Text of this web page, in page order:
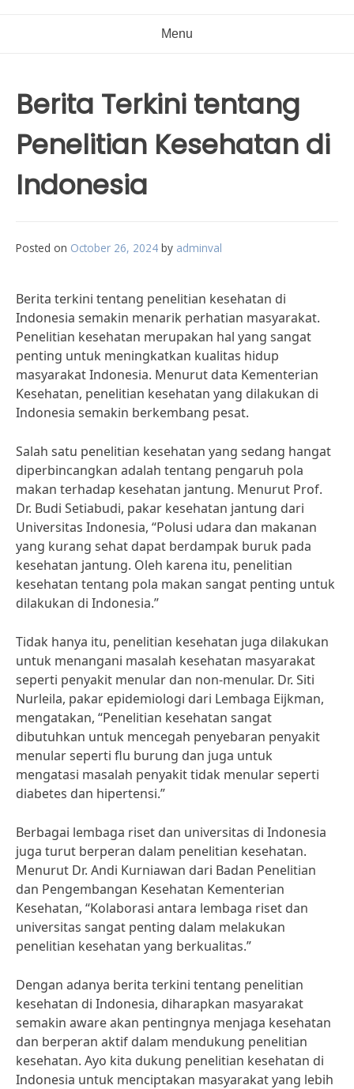
Menu
Berita Terkini tentang
Penelitian Kesehatan di
Indonesia
Posted on October 26, 2024 by adminval
Berita terkini tentang penelitian kesehatan di
Indonesia semakin menarik perhatian masyarakat.
Penelitian kesehatan merupakan hal yang sangat
penting untuk meningkatkan kualitas hidup
masyarakat Indonesia. Menurut data Kementerian
Kesehatan, penelitian kesehatan yang dilakukan di
Indonesia semakin berkembang pesat.
Salah satu penelitian kesehatan yang sedang hangat
diperbincangkan adalah tentang pengaruh pola
makan terhadap kesehatan jantung. Menurut Prof.
Dr. Budi Setiabudi, pakar kesehatan jantung dari
Universitas Indonesia, “Polusi udara dan makanan
yang kurang sehat dapat berdampak buruk pada
kesehatan jantung. Oleh karena itu, penelitian
kesehatan tentang pola makan sangat penting untuk
dilakukan di Indonesia.”
Tidak hanya itu, penelitian kesehatan juga dilakukan
untuk menangani masalah kesehatan masyarakat
seperti penyakit menular dan non-menular. Dr. Siti
Nurleila, pakar epidemiologi dari Lembaga Eijkman,
mengatakan, “Penelitian kesehatan sangat
dibutuhkan untuk mencegah penyebaran penyakit
menular seperti flu burung dan juga untuk
mengatasi masalah penyakit tidak menular seperti
diabetes dan hipertensi.”
Berbagai lembaga riset dan universitas di Indonesia
juga turut berperan dalam penelitian kesehatan.
Menurut Dr. Andi Kurniawan dari Badan Penelitian
dan Pengembangan Kesehatan Kementerian
Kesehatan, “Kolaborasi antara lembaga riset dan
universitas sangat penting dalam melakukan
penelitian kesehatan yang berkualitas.”
Dengan adanya berita terkini tentang penelitian
kesehatan di Indonesia, diharapkan masyarakat
semakin aware akan pentingnya menjaga kesehatan
dan berperan aktif dalam mendukung penelitian
kesehatan. Ayo kita dukung penelitian kesehatan di
Indonesia untuk menciptakan masyarakat yang lebih